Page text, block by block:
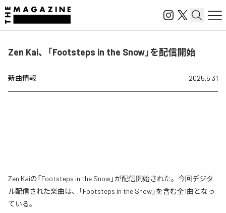
Zen Kai、「Footsteps in the Snow」を配信開始
新曲情報 2025.5.31
Zen Kaiの「Footsteps in the Snow」が配信開始された。今回デジタ
ル配信された楽曲は、「Footsteps in the Snow」を含む全1曲となっ
ている。